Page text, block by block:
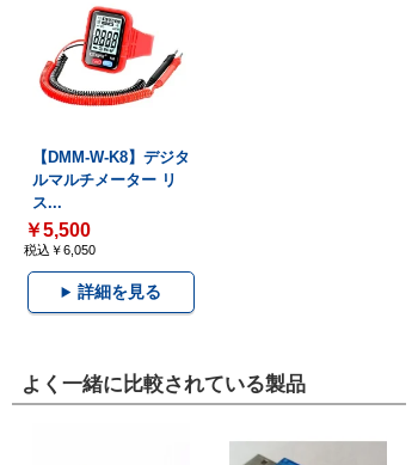
【DMM-W-K8】デジタ
ルマルチメーター リ
ス...
￥5,500
税込￥6,050
詳細を見る
よく一緒に比較されている製品